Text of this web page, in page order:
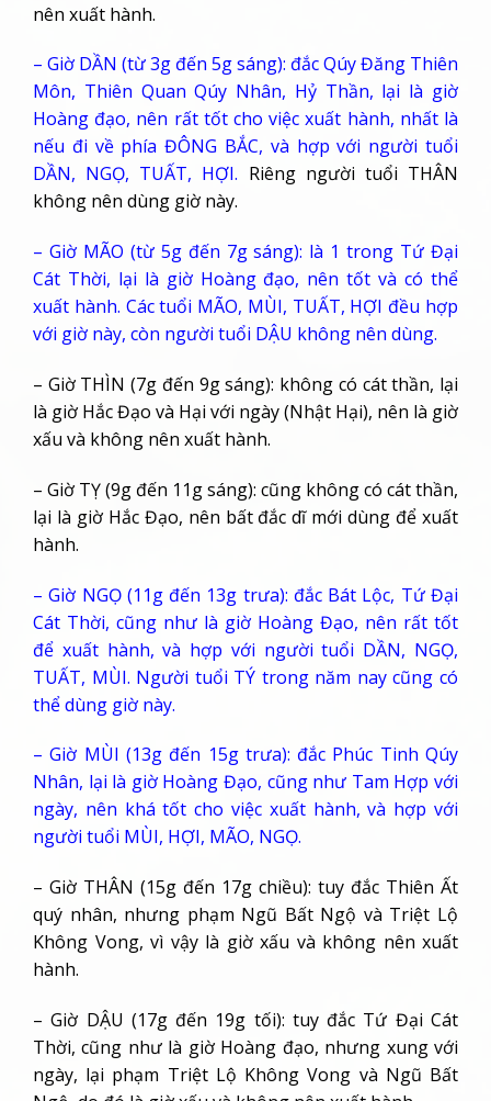
nên xuất hành.
– Giờ DẦN (từ 3g đến 5g sáng): đắc Qúy Đăng Thiên
Môn, Thiên Quan Qúy Nhân, Hỷ Thần, lại là giờ
Hoàng đạo, nên rất tốt cho việc xuất hành, nhất là
nếu đi về phía ĐÔNG BẮC, và hợp với người tuổi
DẦN, NGỌ, TUẤT, HỢI. Riêng người tuổi THÂN
không nên dùng giờ này.
– Giờ MÃO (từ 5g đến 7g sáng): là 1 trong Tứ Đại
Cát Thời, lại là giờ Hoàng đạo, nên tốt và có thể
xuất hành. Các tuổi MÃO, MÙI, TUẤT, HỢI đều hợp
với giờ này, còn người tuổi DẬU không nên dùng.
– Giờ THÌN (7g đến 9g sáng): không có cát thần, lại
là giờ Hắc Đạo và Hại với ngày (Nhật Hại), nên là giờ
xấu và không nên xuất hành.
– Giờ TỴ (9g đến 11g sáng): cũng không có cát thần,
lại là giờ Hắc Đạo, nên bất đắc dĩ mới dùng để xuất
hành.
– Giờ NGỌ (11g đến 13g trưa): đắc Bát Lộc, Tứ Đại
Cát Thời, cũng như là giờ Hoàng Đạo, nên rất tốt
để xuất hành, và hợp với người tuổi DẦN, NGỌ,
TUẤT, MÙI. Người tuổi TÝ trong năm nay cũng có
thể dùng giờ này.
– Giờ MÙI (13g đến 15g trưa): đắc Phúc Tinh Qúy
Nhân, lại là giờ Hoàng Đạo, cũng như Tam Hợp với
ngày, nên khá tốt cho việc xuất hành, và hợp với
người tuổi MÙI, HỢI, MÃO, NGỌ.
– Giờ THÂN (15g đến 17g chiều): tuy đắc Thiên Ất
quý nhân, nhưng phạm Ngũ Bất Ngộ và Triệt Lộ
Không Vong, vì vậy là giờ xấu và không nên xuất
hành.
– Giờ DẬU (17g đến 19g tối): tuy đắc Tứ Đại Cát
Thời, cũng như là giờ Hoàng đạo, nhưng xung với
ngày, lại phạm Triệt Lộ Không Vong và Ngũ Bất